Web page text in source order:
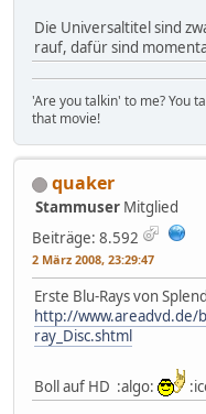
Die Universaltitel sind
rauf, dafür sind
'Are you talkin' to me? You
that movie!
quaker
Stammuser Mitglied
Beiträge: 8.592
2 März 2008, 23:29:47
Erste Blu-Rays von
http://www.areadvd.de/
ray_Disc.shtml
Boll auf HD :algo: